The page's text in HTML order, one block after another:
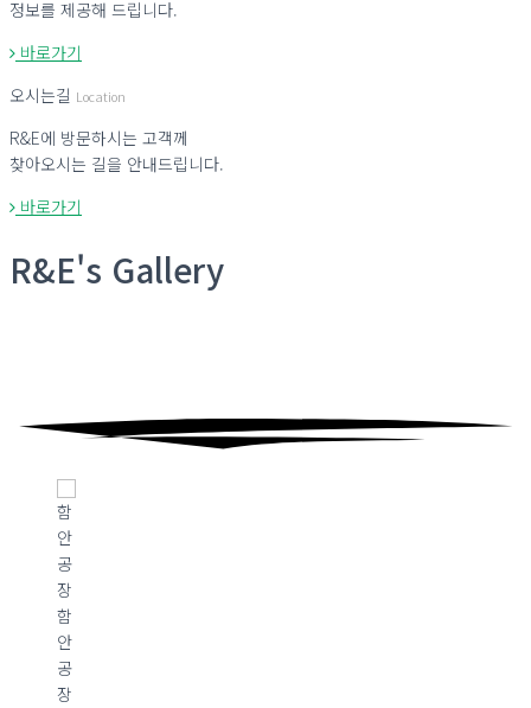
정보를 제공해 드립니다.
바로가기
오시는길 Location
R&E에 방문하시는 고객께
찾아오시는 길을 안내드립니다.
바로가기
R&E's Gallery
함
안
공
장